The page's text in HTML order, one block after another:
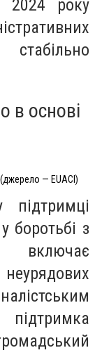
2024 року
в основі
— EUACI)
боротьбі з
включає